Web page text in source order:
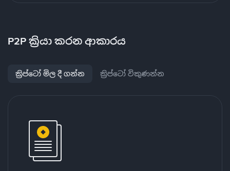
P2P ක්‍රියා කරන ආකාරය
ක්‍රිප්ටෝ මිල දී ගන්න ක්‍රිප්ටෝ විකුණන්න